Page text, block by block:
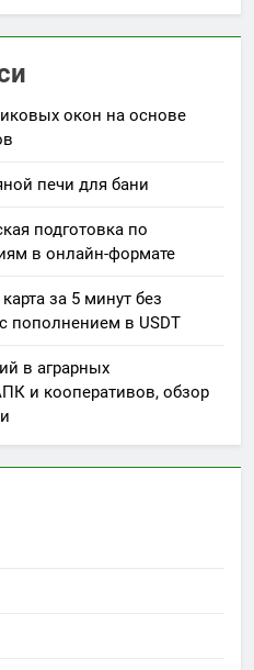
окон на основе
печи для бани
подготовка по
в онлайн-формате
за 5 минут без
пополнением в USDT
в аграрных
и кооперативов, обзор